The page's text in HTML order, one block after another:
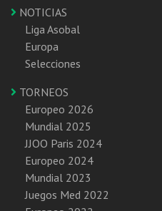
NOTICIAS
Liga Asobal
Europa
Selecciones
TORNEOS
Europeo 2026
Mundial 2025
JJOO Paris 2024
Europeo 2024
Mundial 2023
Juegos Med 2022